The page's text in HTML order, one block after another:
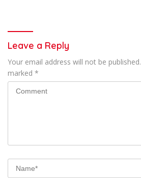
Leave a Reply
Your email address will not be published.
marked *